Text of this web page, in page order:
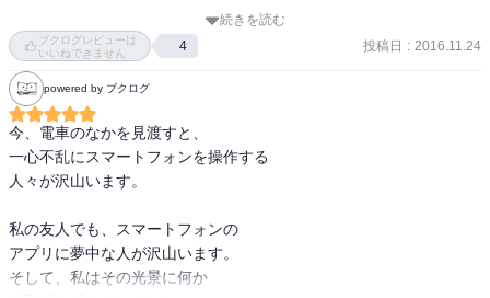
危険を察知する能力、感情の調整を行う能力、正しい選択をする能
力が低下すること意味する。
残念なことに、それらの能力は一度下がってしまうと、
麻薬中毒者と同じように、再び回復すること絶望的に困難だという
ことだ。
一生他人の気持ちに無関心で、冷笑になる。
常にうつ状態に陥り、情緒が不安定、危険なことも鈍感になり、注
意力が極端に低下する。
もちろん、麻薬依存症の患者の多くが、統合失調症（以前は、精神
いうのはほんとだなーと思う。
タバコと一緒って書いてあって、すごい納得する。
中国、韓国がその道の先駆者で、依存に対する対策も国家あげてや
ってるのでゲーム市場が頭打ちになり、次のターゲットを日本にロ
ックオン、みたいなを読んで寒気がした。
ほぼほぼインフラになっているLINEも韓国企業だよねー。
結局、ゲームやギャンブルや覚せい剤が悪いんじゃなくて（まあ覚
せい剤は犯罪になってますが）、そこに至る過程を注意してみとき
それにしてもオンラインのRPGってそんなにおもしろいのかね？
一人でやるならともかく、ほかのユーザーとコミュニケーションと
りながらってすごくめんどくさいと思うんだけど・・・と思うのは
しっかりしていれば、子どもは依存症にならないのではないか。親
である人・親になる人にはぜひ読んでほしい。
続きを読む
ブクログレビューは
いいねできません
4 投稿日 : 2016.11.24
powered by ブクログ
今、電車のなかを見渡すと、
一心不乱にスマートフォンを操作する
人々が沢山います。
私の友人でも、スマートフォンの
アプリに夢中な人が沢山います。
そして、私はその光景に何か